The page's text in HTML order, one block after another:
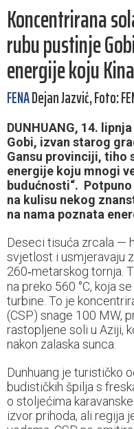
Koncentrirana
rubu pustinje
energije koju
FENADejan Jazvić, Foto:
DUNHUANG, 14.
Gobi, izvan starog
Gansu provinciji, tiho
energije koju mnogi
budućnosti“.
na kulisu nekog
na nama poznata
Deseci tisuća zrcala —
svjetlost i usmjeravaju
260‑metarskog tornja.
na preko 560 °C, koja
turbine. To je
(CSP) snage 100 MW,
rastopljene soli u Aziji,
nakon zalaska sunca.
Dunhuang je turističko
budističkih špilja s
o stoljećima
izvor prihoda, ali regija